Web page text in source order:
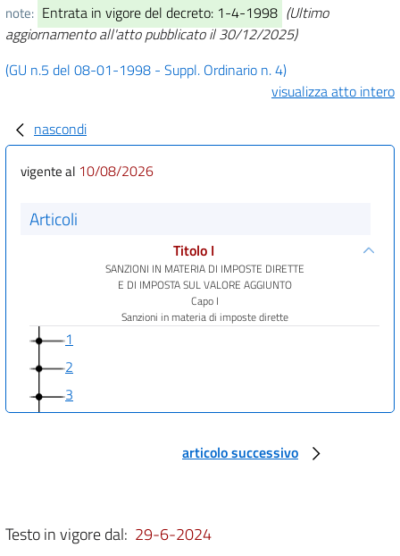
note: Entrata in vigore del decreto: 1-4-1998 (Ultimo
aggiornamento all'atto pubblicato il 30/12/2025)
(GU n.5 del 08-01-1998 - Suppl. Ordinario n. 4)
visualizza atto intero
nascondi
vigente al 10/08/2026
Articoli
Titolo I
SANZIONI IN MATERIA DI IMPOSTE DIRETTE
E DI IMPOSTA SUL VALORE AGGIUNTO
Capo I
Sanzioni in materia di imposte dirette
1
2
3
Titolo I
aggiunto
articolo successivo
Testo in vigore dal: 29-6-2024